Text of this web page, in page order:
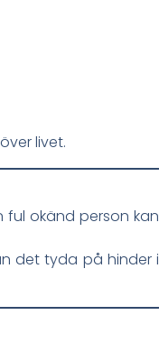
livet.
okänd person kan
det tyda på hinder i